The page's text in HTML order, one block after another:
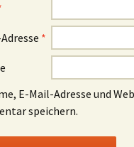
*
E-Mail-Adresse und
speichern.